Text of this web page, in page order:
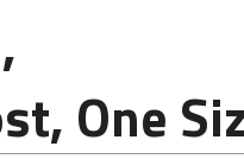
One